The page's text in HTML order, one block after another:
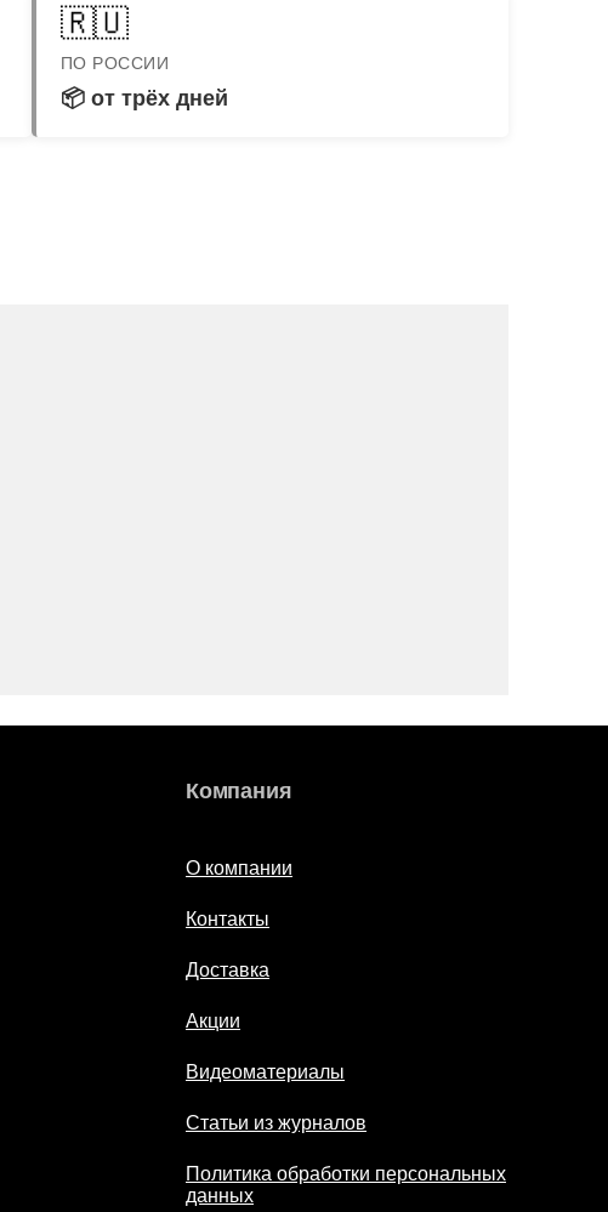
🇷🇺
ПО РОССИИ
📦 от трёх дней
Компания
О компании
Контакты
Доставка
Акции
Видеоматериалы
Статьи из журналов
Политика обработки персональных
данных